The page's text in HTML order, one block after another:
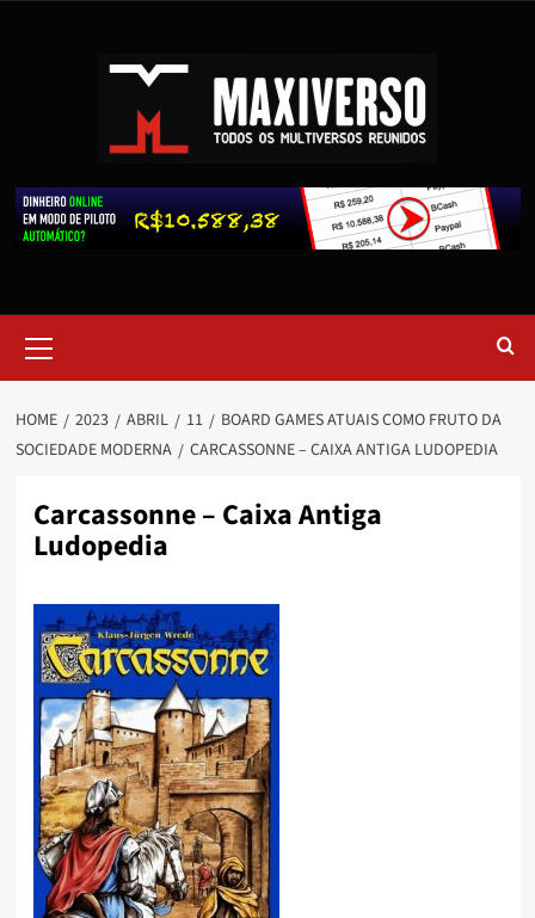
HOME 2023 ABRIL 11
BOARD GAMES ATUAIS COMO FRUTO DA
SOCIEDADE MODERNA
CARCASSONNE – CAIXA ANTIGA LUDOPEDIA
Carcassonne – Caixa Antiga
Ludopedia